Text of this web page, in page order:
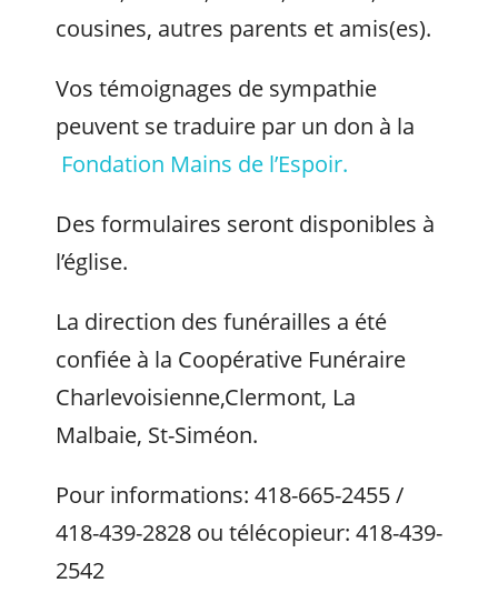
cousines, autres parents et amis(es).
Vos témoignages de sympathie
peuvent se traduire par un don à la
Fondation Mains de l’Espoir.
Des formulaires seront disponibles à
l’église.
La direction des funérailles a été
confiée à la Coopérative Funéraire
Charlevoisienne,Clermont, La
Malbaie, St-Siméon.
Pour informations: 418-665-2455 /
418-439-2828 ou télécopieur: 418-439-
2542